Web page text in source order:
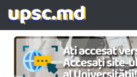
Skip to content